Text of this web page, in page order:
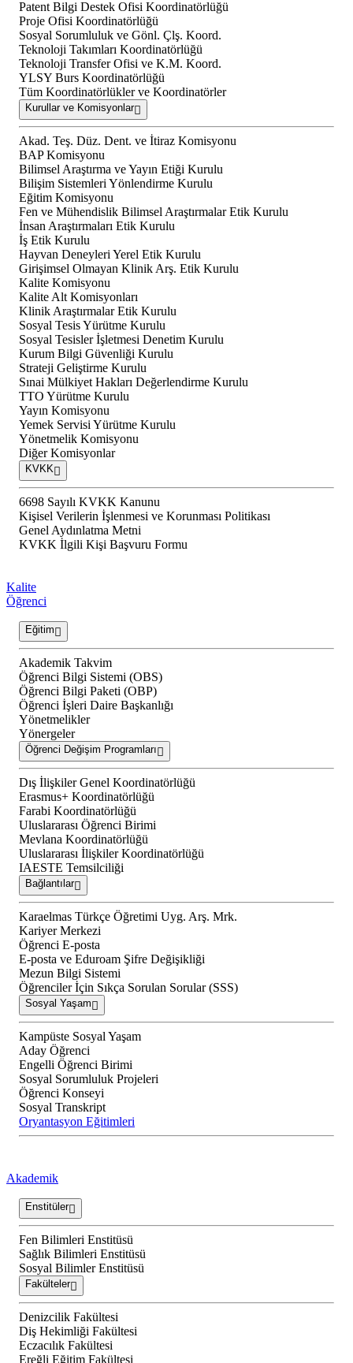
Patent Bilgi Destek Ofisi Koordinatörlüğü
Proje Ofisi Koordinatörlüğü
Sosyal Sorumluluk ve Gönl. Çlş. Koord.
Teknoloji Takımları Koordinatörlüğü
Teknoloji Transfer Ofisi ve K.M. Koord.
YLSY Burs Koordinatörlüğü
Tüm Koordinatörlükler ve Koordinatörler
Kurullar ve Komisyonlar
Akad. Teş. Düz. Dent. ve İtiraz Komisyonu
BAP Komisyonu
Bilimsel Araştırma ve Yayın Etiği Kurulu
Bilişim Sistemleri Yönlendirme Kurulu
Eğitim Komisyonu
Fen ve Mühendislik Bilimsel Araştırmalar Etik Kurulu
İnsan Araştırmaları Etik Kurulu
İş Etik Kurulu
Hayvan Deneyleri Yerel Etik Kurulu
Girişimsel Olmayan Klinik Arş. Etik Kurulu
Kalite Komisyonu
Kalite Alt Komisyonları
Klinik Araştırmalar Etik Kurulu
Sosyal Tesis Yürütme Kurulu
Sosyal Tesisler İşletmesi Denetim Kurulu
Kurum Bilgi Güvenliği Kurulu
Strateji Geliştirme Kurulu
Sınai Mülkiyet Hakları Değerlendirme Kurulu
TTO Yürütme Kurulu
Yayın Komisyonu
Yemek Servisi Yürütme Kurulu
Yönetmelik Komisyonu
Diğer Komisyonlar
KVKK
6698 Sayılı KVKK Kanunu
Kişisel Verilerin İşlenmesi ve Korunması Politikası
Genel Aydınlatma Metni
KVKK İlgili Kişi Başvuru Formu
Kalite
Öğrenci
Eğitim
Akademik Takvim
Öğrenci Bilgi Sistemi (OBS)
Öğrenci Bilgi Paketi (OBP)
Öğrenci İşleri Daire Başkanlığı
Yönetmelikler
Yönergeler
Öğrenci Değişim Programları
Dış İlişkiler Genel Koordinatörlüğü
Erasmus+ Koordinatörlüğü
Farabi Koordinatörlüğü
Uluslararası Öğrenci Birimi
Mevlana Koordinatörlüğü
Uluslararası İlişkiler Koordinatörlüğü
IAESTE Temsilciliği
Bağlantılar
Karaelmas Türkçe Öğretimi Uyg. Arş. Mrk.
Kariyer Merkezi
Öğrenci E-posta
E-posta ve Eduroam Şifre Değişikliği
Mezun Bilgi Sistemi
Öğrenciler İçin Sıkça Sorulan Sorular (SSS)
Sosyal Yaşam
Kampüste Sosyal Yaşam
Aday Öğrenci
Engelli Öğrenci Birimi
Sosyal Sorumluluk Projeleri
Öğrenci Konseyi
Sosyal Transkript
Oryantasyon Eğitimleri
Akademik
Enstitüler
Fen Bilimleri Enstitüsü
Sağlık Bilimleri Enstitüsü
Sosyal Bilimler Enstitüsü
Fakülteler
Denizcilik Fakültesi
Diş Hekimliği Fakültesi
Eczacılık Fakültesi
Ereğli Eğitim Fakültesi